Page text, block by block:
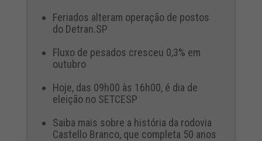
Feriados alteram operação de postos
do Detran.SP
Fluxo de pesados cresceu 0,3% em
outubro
Hoje, das 09h00 às 16h00, é dia de
eleição no SETCESP
Saiba mais sobre a história da rodovia
Castello Branco, que completa 50 anos